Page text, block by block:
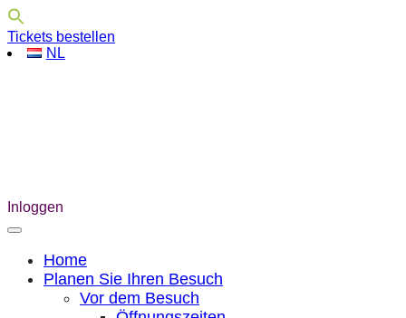
Tickets bestellen
NL
Inloggen
Home
Planen Sie Ihren Besuch
Vor dem Besuch